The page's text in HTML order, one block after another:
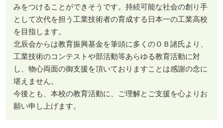
みをつけることができそうです。持続可能な社会の創り手
として次代を担う工業技術者の育成する日本一の工業高校
を目指します。
北辰会からは教育振興基金を筆頭に多くのＯＢ諸氏より、
工業技術のコンテストや部活動等あらゆる教育活動に対
し、物心両面の御支援を頂いておりますことは感謝の念に
堪えません。
今後とも、本校の教育活動に、ご理解とご支援を心よりお
願い申し上げます。